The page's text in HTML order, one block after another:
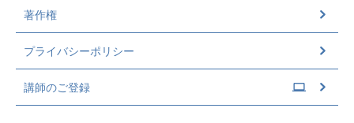
著作権
プライバシーポリシー
講師のご登録